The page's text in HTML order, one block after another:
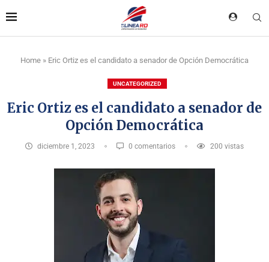
Home » Eric Ortiz es el candidato a senador de Opción Democrática
UNCATEGORIZED
Eric Ortiz es el candidato a senador de
Opción Democrática
diciembre 1, 2023 0 comentarios 200 vistas